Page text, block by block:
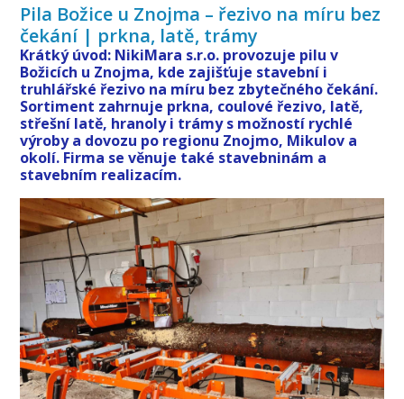
Pila Božice u Znojma – řezivo na míru bez
čekání | prkna, latě, trámy
Krátký úvod: NikiMara s.r.o. provozuje pilu v
Božicích u Znojma, kde zajišťuje stavební i
truhlářské řezivo na míru bez zbytečného čekání.
Sortiment zahrnuje prkna, coulové řezivo, latě,
střešní latě, hranoly i trámy s možností rychlé
výroby a dovozu po regionu Znojmo, Mikulov a
okolí. Firma se věnuje také stavebninám a
stavebním realizacím.